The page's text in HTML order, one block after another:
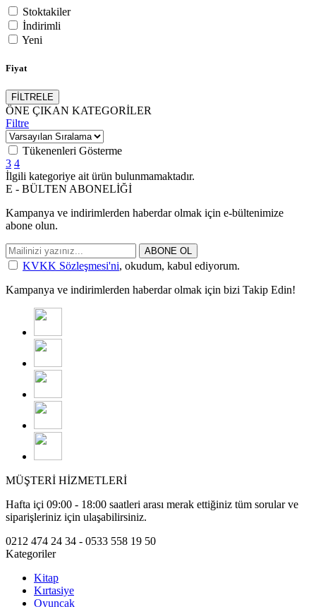
Stoktakiler
İndirimli
Yeni
Fiyat
FİLTRELE
ÖNE ÇIKAN KATEGORİLER
Filtre
Tükenenleri Gösterme
3 4
İlgili kategoriye ait ürün bulunmamaktadır.
E - BÜLTEN ABONELİĞİ
Kampanya ve indirimlerden haberdar olmak için e-bültenimize
abone olun.
ABONE OL
KVKK Sözleşmesi'ni, okudum, kabul ediyorum.
Kampanya ve indirimlerden haberdar olmak için bizi Takip Edin!
MÜŞTERİ HİZMETLERİ
Hafta içi 09:00 - 18:00 saatleri arası merak ettiğiniz tüm sorular ve
siparişleriniz için ulaşabilirsiniz.
0212 474 24 34 - 0533 558 19 50
Kategoriler
Kitap
Kırtasiye
Oyuncak